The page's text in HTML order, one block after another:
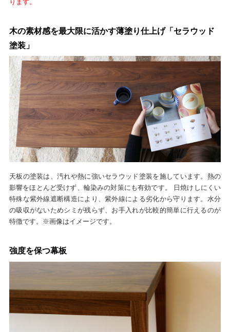
ります。
木の素材感を最大限に活かす薄塗り仕上げ「セラウッド
塗装」
天板の塗装は、汚れや熱に強いセラウッド塗装を施しています。熱の
影響をほとんど受けず、輪染みの対策にも有効です。 日焼けしにくい
特殊な紫外線遮断構造により、紫外線による劣化から守ります。水分
の吸収がないためシミが残らず、お手入れが比較的簡単に行えるのが
特徴です。※画像はイメージです。
強度を保つ幕板